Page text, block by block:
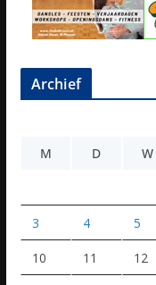
Archief
M
D W
3 4 5
10 11 12